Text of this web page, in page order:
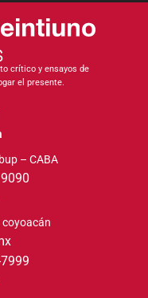
crítico y ensayos de
el presente.
– CABA
coyoacán